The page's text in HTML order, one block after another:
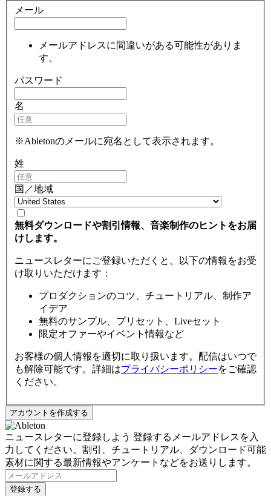
メール
メールアドレスに間違いがある可能性がありま
す。
パスワード
名
※Abletonのメールに宛名として表示されます。
姓
国／地域
無料ダウンロードや割引情報、音楽制作のヒントをお届
けします。
ニュースレターにご登録いただくと、以下の情報をお受
け取りいただけます：
プロダクションのコツ、チュートリアル、制作ア
イデア
無料のサンプル、プリセット、Liveセット
限定オファーやイベント情報など
お客様の個人情報を適切に取り扱います。配信はいつで
も解除可能です。詳細はプライバシーポリシーをご確認
ください。
ニュースレターに登録しよう 登録するメールアドレスを入
力してください。割引、チュートリアル、ダウンロード可能
素材に関する最新情報やアンケートなどをお送りします。